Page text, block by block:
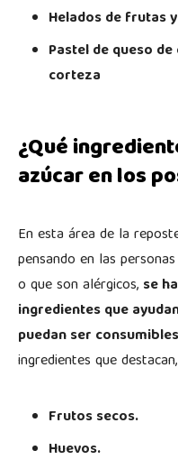
Helados de frutas
Pastel de queso
corteza
¿Qué
azúcar en los
En esta área de la
pensando en las
o que son alérgicos, se
ingredientes que
puedan ser consumibles
ingredientes que
Frutos secos.
Huevos.